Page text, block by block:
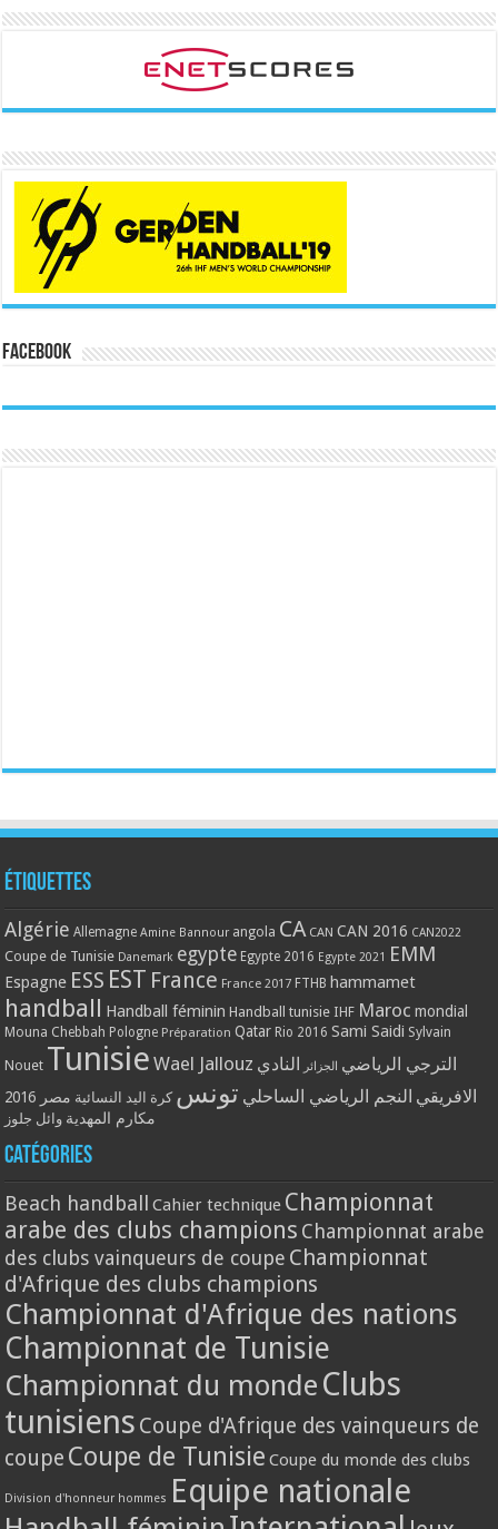
Facebook
Étiquettes
Algérie Allemagne Amine Bannour angola CA CAN CAN 2016 CAN2022
Coupe de Tunisie Danemark egypte Egypte 2016 Egypte 2021 EMM
Espagne ESS EST France France 2017 FTHB hammamet
handball Handball féminin Handball tunisie IHF Maroc mondial
Mouna Chebbah Pologne Préparation Qatar Rio 2016 Sami Saidi Sylvain
Nouet Tunisie Wael Jallouz الترجي الرياضي الجزائر النادي
الافريقي النجم الرياضي الساحلي تونس كرة اليد النسائية مصر 2016
مكارم المهدية وائل جلوز
Catégories
Beach handball Cahier technique Championnat
arabe des clubs champions Championnat arabe
des clubs vainqueurs de coupe Championnat
d'Afrique des clubs champions
Championnat d'Afrique des nations
Championnat de Tunisie
Championnat du monde Clubs
tunisiens Coupe d'Afrique des vainqueurs de
coupe Coupe de Tunisie Coupe du monde des clubs
Division d'honneur hommes Equipe nationale